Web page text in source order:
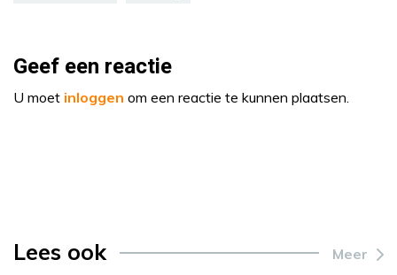
Geef een reactie
U moet inloggen om een reactie te kunnen plaatsen.
Lees ook Meer